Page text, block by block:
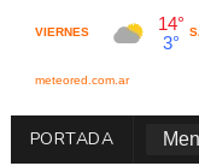
PORTADA